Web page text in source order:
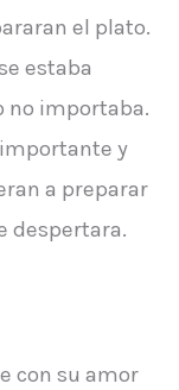
el plato.
estaba
no importaba.
y
a preparar
despertara.
con su amor